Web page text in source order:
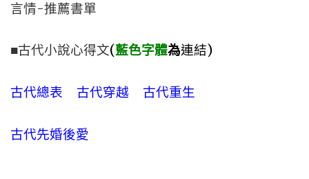
言情-推薦書單
■古代小說心得文(藍色字體為連結)
古代總表 古代穿越 古代重生
古代先婚後愛